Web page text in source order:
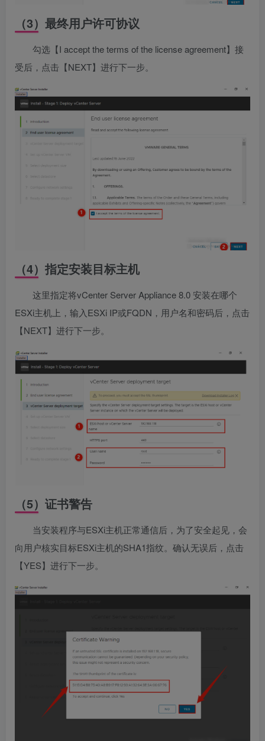
（3）最终用户许可协议
勾选【I accept the terms of the license agreement】接
受后，点击【NEXT】进行下一步。
（4）指定安装目标主机
这里指定将vCenter Server Appliance 8.0 安装在哪个
ESXi主机上，输入ESXi IP或FQDN，用户名和密码后，点击
【NEXT】进行下一步。
（5）证书警告
当安装程序与ESXi主机正常通信后，为了安全起见，会
向用户核实目标ESXi主机的SHA1指纹。确认无误后，点击
【YES】进行下一步。